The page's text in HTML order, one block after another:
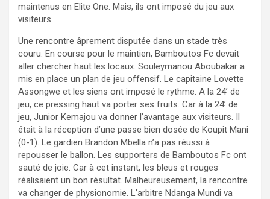
maintenus en Elite One. Mais, ils ont imposé du jeu aux
visiteurs.
Une rencontre âprement disputée dans un stade très
couru. En course pour le maintien, Bamboutos Fc devait
aller chercher haut les locaux. Souleymanou Aboubakar a
mis en place un plan de jeu offensif. Le capitaine Lovette
Assongwe et les siens ont imposé le rythme. A la 24’ de
jeu, ce pressing haut va porter ses fruits. Car à la 24’ de
jeu, Junior Kemajou va donner l’avantage aux visiteurs. Il
était à la réception d’une passe bien dosée de Koupit Mani
(0-1). Le gardien Brandon Mbella n’a pas réussi à
repousser le ballon. Les supporters de Bamboutos Fc ont
sauté de joie. Car à cet instant, les bleus et rouges
réalisaient un bon résultat. Malheureusement, la rencontre
va changer de physionomie. L’arbitre Ndanga Mundi va